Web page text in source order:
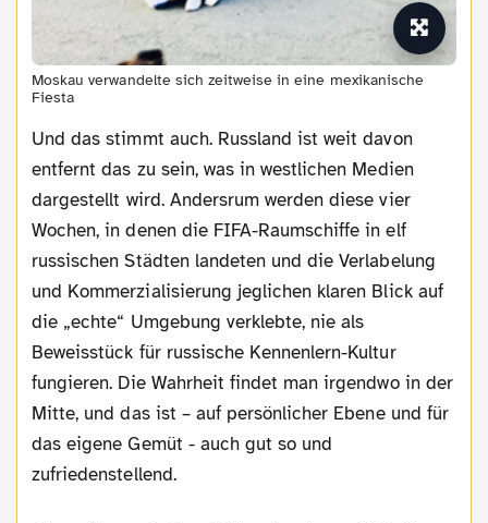
Moskau verwandelte sich zeitweise in eine mexikanische
Fiesta
Und das stimmt auch. Russland ist weit davon
entfernt das zu sein, was in westlichen Medien
dargestellt wird. Andersrum werden diese vier
Wochen, in denen die FIFA-Raumschiffe in elf
russischen Städten landeten und die Verlabelung
und Kommerzialisierung jeglichen klaren Blick auf
die „echte“ Umgebung verklebte, nie als
Beweisstück für russische Kennenlern-Kultur
fungieren. Die Wahrheit findet man irgendwo in der
Mitte, und das ist – auf persönlicher Ebene und für
das eigene Gemüt - auch gut so und
zufriedenstellend.